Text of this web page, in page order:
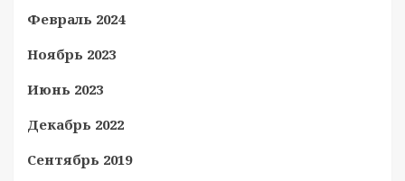
Февраль 2024
Ноябрь 2023
Июнь 2023
Декабрь 2022
Сентябрь 2019